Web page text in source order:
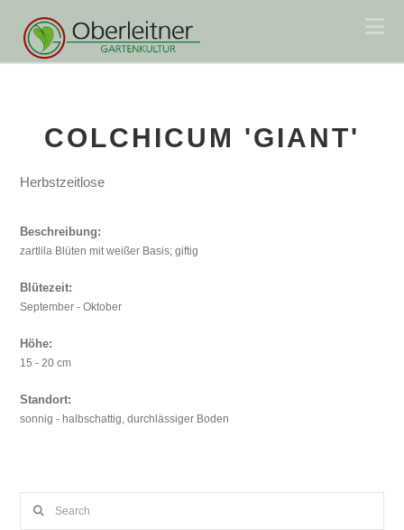
COLCHICUM 'GIANT'
Herbstzeitlose
Beschreibung:
zartlila Blüten mit weißer Basis; giftig
Blütezeit:
September - Oktober
Höhe:
15 - 20 cm
Standort:
sonnig - halbschattig, durchlässiger Boden